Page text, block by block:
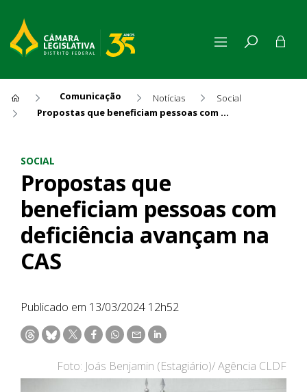
Comunicação Notícias
Social
Propostas que beneficiam pessoas com deficiência avançam na CAS
SOCIAL
Propostas que
beneficiam pessoas com
deficiência avançam na
CAS
Publicado em 13/03/2024 12h52
Foto: Joás Benjamin (Estagiário)/ Agência CLDF